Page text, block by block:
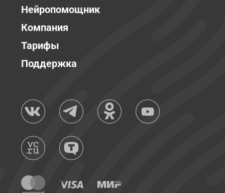
Нейропомощник
Компания
Тарифы
Поддержка